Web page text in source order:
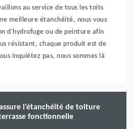
au service de tous les toits
meilleure étanchéité, nous vous
d'hydrofuge ou de peinture afin
résistant, chaque produit est de
inquiétez pas, nous sommes là
assure l’étanchéité de toiture
fonctionnelle